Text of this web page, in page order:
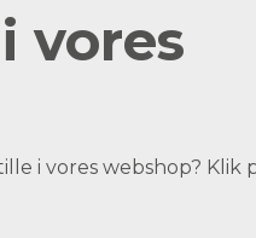
vores
i vores webshop? Klik